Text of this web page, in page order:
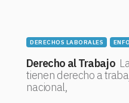
DERECHOS LABORALES
Derecho al Trabajo
tienen derecho a
nacional,